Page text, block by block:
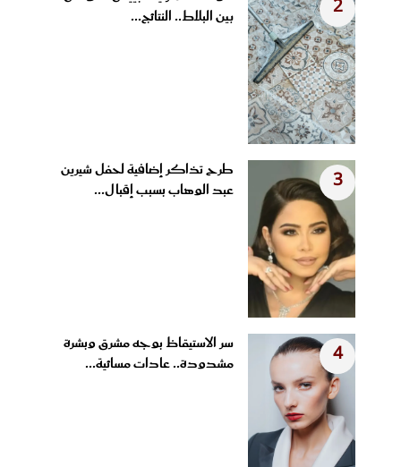
2
بين البلاط.. النتائج...
3
طرح تذاكر إضافية لحفل شيرين
عبد الوهاب بسبب إقبال...
4
سر الاستيقاظ بوجه مشرق وبشرة
مشدودة.. عادات مسائية...